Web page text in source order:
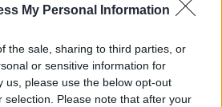
My Personal Information
the sale, sharing to third parties, or
or sensitive information for
us, please use the below opt-out
selection. Please note that after your
Laisvalaikis